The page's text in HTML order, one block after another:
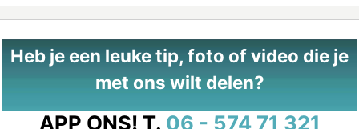
Heb je een leuke tip, foto of video die je
met ons wilt delen?
APP ONS! T. 06 - 574 71 321